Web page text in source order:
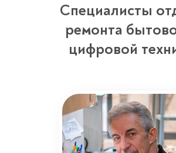
Специалисты
ремонта
цифровой